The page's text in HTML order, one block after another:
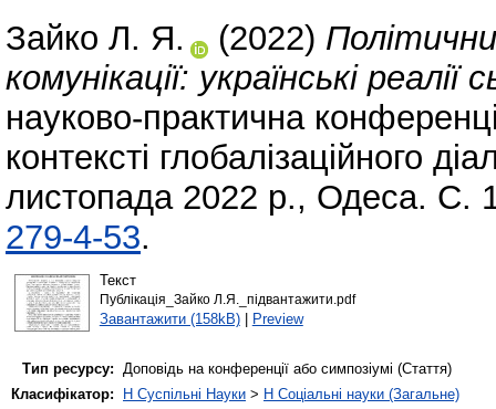
Зайко Л. Я. (2022)
комунікації: українські реалії
науково-практична
контексті глобалізаційного
листопада 2022 р., Одеса. С.
279-4-53.
Текст
Публікація_Зайко Л.Я._підвантажити.pdf
Завантажити (158kB)| Preview
Тип ресурсу: Доповідь на конференції або симпозіумі (Стаття)
Класифікатор:
H Суспільні Науки > H Соціальні науки (Загальне)